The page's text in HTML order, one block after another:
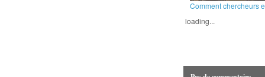
Comment chercheurs
loading...